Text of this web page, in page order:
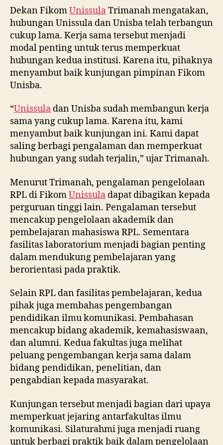
Dekan FikomUnissulaTrimanah mengatakan,
hubungan Unissula dan Unisba telah terbangun
cukup lama. Kerja sama tersebut menjadi
modal penting untuk terus memperkuat
hubungan kedua institusi. Karena itu, pihaknya
menyambut baik kunjungan pimpinan Fikom
Unisba.
“Unissula dan Unisba sudah membangun kerja
sama yang cukup lama. Karena itu, kami
menyambut baik kunjungan ini. Kami dapat
saling berbagi pengalaman dan memperkuat
hubungan yang sudah terjalin,” ujar Trimanah.
Menurut Trimanah, pengalaman pengelolaan
RPL di FikomUnissula dapat dibagikan kepada
perguruan tinggi lain. Pengalaman tersebut
mencakup pengelolaan akademik dan
pembelajaran mahasiswa RPL. Sementara
fasilitas laboratorium menjadi bagian penting
dalam mendukung pembelajaran yang
berorientasi pada praktik.
Selain RPL dan fasilitas pembelajaran, kedua
pihak juga membahas pengembangan
pendidikan ilmu komunikasi. Pembahasan
mencakup bidang akademik, kemahasiswaan,
dan alumni. Kedua fakultas juga melihat
peluang pengembangan kerja sama dalam
bidang pendidikan, penelitian, dan
pengabdian kepada masyarakat.
Kunjungan tersebut menjadi bagian dari upaya
memperkuat jejaring antarfakultas ilmu
komunikasi. Silaturahmi juga menjadi ruang
untuk berbagi praktik baik dalam pengelolaan